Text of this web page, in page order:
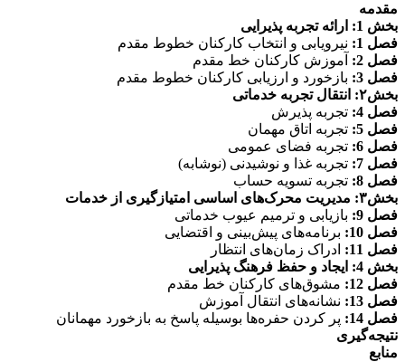
مقدمه
بخش 1: ارائه تجربه پذیرایی
فصل 1:
نیرویابی و انتخاب کارکنان خطوط مقدم
فصل 2:
آموزش کارکنان خط مقدم
فصل 3:
بازخورد و ارزیابی کارکنان خطوط مقدم
بخش۲: انتقال تجربه خدماتی
فصل 4:
تجربه پذیرش
فصل 5:
تجربه اتاق مهمان
فصل 6:
تجربه فضای عمومی
فصل 7:
تجربه غذا و نوشیدنی (نوشابه)
فصل 8:
تجربه تسویه حساب
بخش۳: مدیریت محرک‌های اساسی امتیاز‌گیری از خدمات
فصل 9:
بازیابی و ترمیم عیوب خدماتی
فصل 10:
برنامه‌های پیش‌بینی و اقتضایی
فصل 11:
ادراک زمان‌های انتظار
بخش 4: ایجاد و حفظ فرهنگ پذیرایی
فصل 12:
مشوق‌های کارکنان خط مقدم
فصل 13:
نشانه‌های انتقال آموزش
فصل 14:
پر کردن حفره‌ها بوسیله پاسخ به بازخورد مهمانان
نتیجه‌گیری
منابع